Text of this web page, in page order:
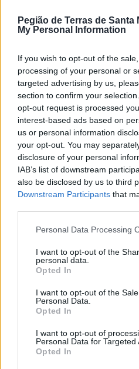
Pegião de Terras de Santa
My Personal Information
If you wish to opt-out of the
processing of your personal or
targeted advertising by us,
section to confirm your
opt-out request is processed
interest-based ads based on
us or personal information
your opt-out. You may
disclosure of your personal
IAB’s list of downstream
also be disclosed by us to third
Downstream Participants that
Personal Data Processing
I want to opt-out of the
personal data.
Opted In
I want to opt-out of the
Personal Data.
Opted In
I want to opt-out of
Personal Data for Targeted
Opted In
💶 Quanto Custou? |
7/08/2026